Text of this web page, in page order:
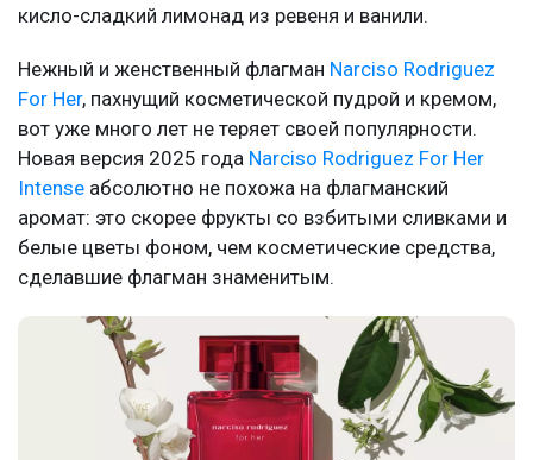
кисло-сладкий лимонад из ревеня и ванили.
Нежный и женственный флагман Narciso Rodriguez
For Her, пахнущий косметической пудрой и кремом,
вот уже много лет не теряет своей популярности.
Новая версия 2025 года Narciso Rodriguez For Her
Intense абсолютно не похожа на флагманский
аромат: это скорее фрукты со взбитыми сливками и
белые цветы фоном, чем косметические средства,
сделавшие флагман знаменитым.